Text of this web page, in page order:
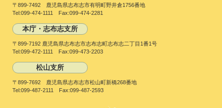
〒899-7492 鹿児島県志布志市有明町野井倉1756番地
Tel:099-474-1111 Fax:099-474-2281
本庁・志布志支所
〒899-7192 鹿児島県志布志市志布志町志布志二丁目1番1号
Tel:099-472-1111 Fax:099-473-2203
松山支所
〒899-7692 鹿児島県志布志市松山町新橋268番地
Tel:099-487-2111 Fax:099-487-2593